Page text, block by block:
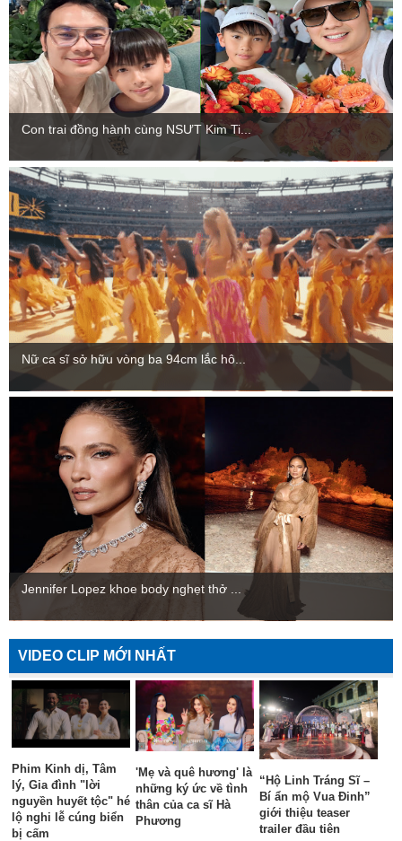
Con trai đồng hành cùng NSƯT Kim Ti...
Nữ ca sĩ sở hữu vòng ba 94cm lắc hô...
Jennifer Lopez khoe body nghẹt thở ...
VIDEO CLIP MỚI NHẤT
Phim Kinh dị, Tâm
lý, Gia đình "lời
nguyền huyết tộc" hé
lộ nghi lễ cúng biển
bị cấm
'Mẹ và quê hương' là
những ký ức về tình
thân của ca sĩ Hà
Phương
“Hộ Linh Tráng Sĩ –
Bí ẩn mộ Vua Đinh”
giới thiệu teaser
trailer đầu tiên